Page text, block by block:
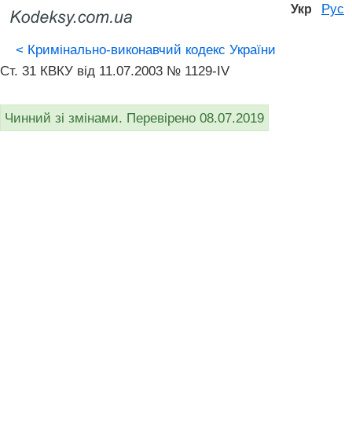
Укр Рус
< Кримінально-виконавчий кодекс України
Ст. 31 КВКУ від 11.07.2003 № 1129-IV
Чинний зі змінами. Перевірено 08.07.2019